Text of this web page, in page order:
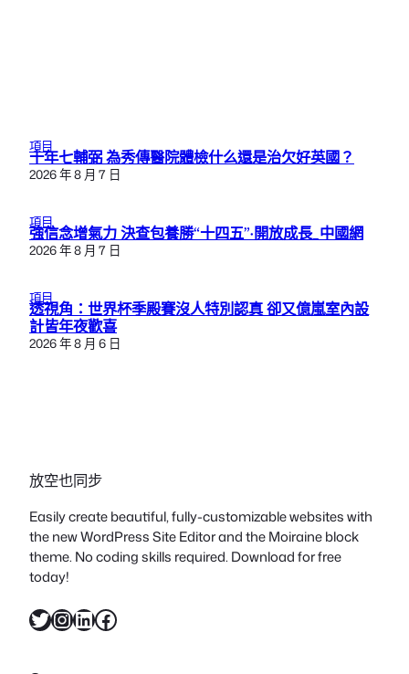
項目
十年七輔弼 為秀傳醫院體檢什么還是治欠好英國？
2026 年 8 月 7 日
項目
強信念增氣力 決查包養勝“十四五”·開放成長_中國網
2026 年 8 月 7 日
項目
透視角：世界杯季殿賽沒人特別認真 卻又億嵐室內設
計皆年夜歡喜
2026 年 8 月 6 日
放空也同步
Easily create beautiful, fully-customizable websites with
the new WordPress Site Editor and the Moiraine block
theme. No coding skills required. Download for free
today!
X InstagramLinkedIn Facebook